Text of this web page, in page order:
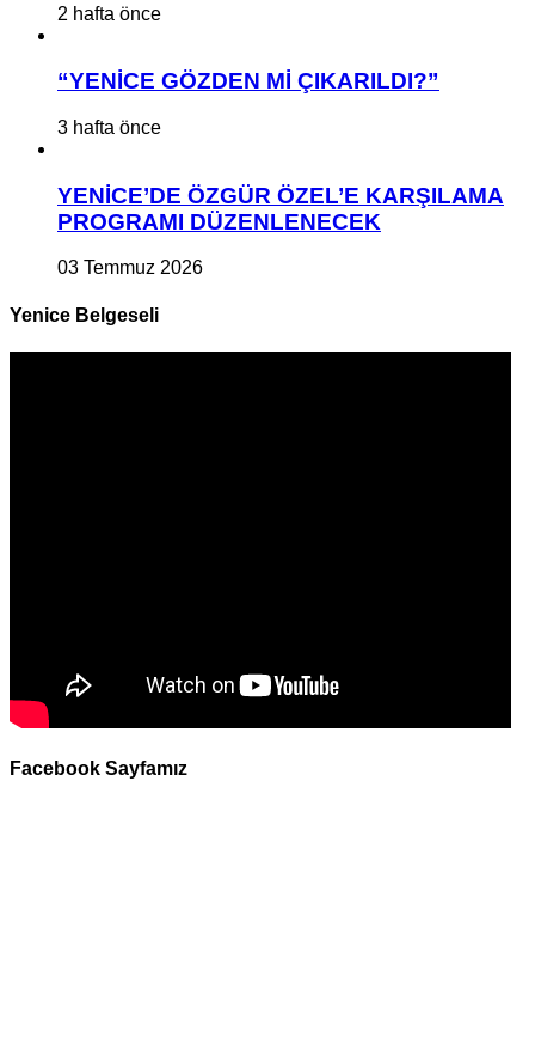
2 hafta önce
“YENİCE GÖZDEN Mİ ÇIKARILDI?”
3 hafta önce
YENİCE’DE ÖZGÜR ÖZEL’E KARŞILAMA
PROGRAMI DÜZENLENECEK
03 Temmuz 2026
Yenice Belgeseli
Facebook Sayfamız